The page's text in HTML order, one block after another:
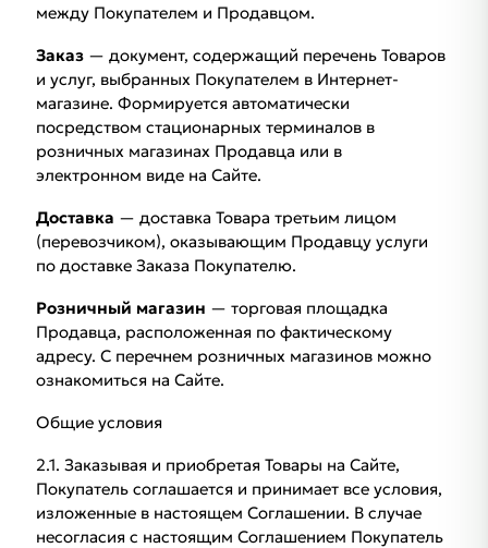
между Покупателем и Продавцом.
Заказ — документ, содержащий перечень Товаров
и услуг, выбранных Покупателем в Интернет-
магазине. Формируется автоматически
посредством стационарных терминалов в
розничных магазинах Продавца или в
электронном виде на Сайте.
Доставка — доставка Товара третьим лицом
(перевозчиком), оказывающим Продавцу услуги
по доставке Заказа Покупателю.
Розничный магазин — торговая площадка
Продавца, расположенная по фактическому
адресу. С перечнем розничных магазинов можно
ознакомиться на Сайте.
Общие условия
2.1. Заказывая и приобретая Товары на Сайте,
Покупатель соглашается и принимает все условия,
изложенные в настоящем Соглашении. В случае
несогласия с настоящим Соглашением Покупатель